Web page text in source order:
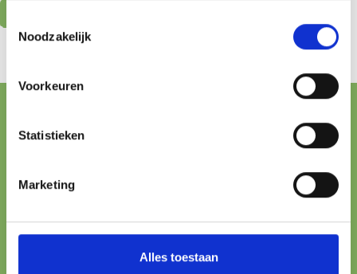
Noodzakelijk
Voorkeuren
Statistieken
Marketing
Alles toestaan
All major methods
We’re here to help